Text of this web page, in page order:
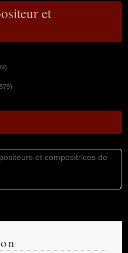
et